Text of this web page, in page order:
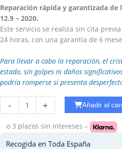
Reparación rápida y garantizada de
12.9 – 2020.
Este servicio se realiza sin cita
24 horas, con una garantía de 6
Para llevar a cabo la reparación, el
estado, sin golpes ni daños
podría romperse si presenta
-
WiFi
Ipad
10.5
+ Añadir al
o 3 plazos sin intereses –
Recogida en Toda España